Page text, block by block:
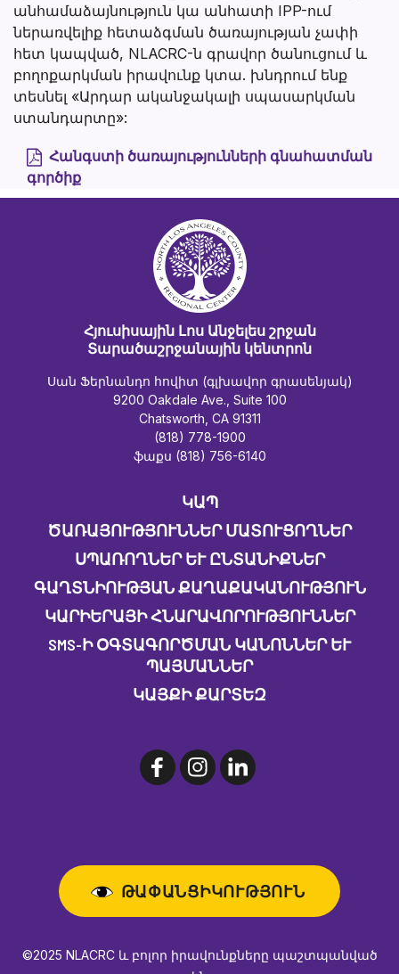
անհամաձայնություն կա անհատի IPP-ում
ներառվելիք հետաձգման ծառայության չափի
հետ կապված, NLACRC-ն գրավոր ծանուցում և
բողոքարկման իրավունք կտա. խնդրում ենք
տեսնել «Արդար ականջակալի սպասարկման
ստանդարտը»:
Հանգստի ծառայությունների գնահատման
գործիք
Հյուսիսային Լոս Անջելես շրջան
Տարածաշրջանային կենտրոն
Սան Ֆերնանդո հովիտ (գլխավոր գրասենյակ)
9200 Oakdale Ave., Suite 100
Chatsworth, CA 91311
(818) 778-1900
ֆաքս (818) 756-6140
ԿԱՊ
ԾԱՌԱՅՈՒԹՅՈՒՆՆԵՐ ՄԱՏՈՒՑՈՂՆԵՐ
ՍՊԱՌՈՂՆԵՐ ԵՒ ԸՆՏԱՆԻՔՆԵՐ
ԳԱՂՏՆԻՈՒԹՅԱՆ ՔԱՂԱՔԱԿԱՆՈՒԹՅՈՒՆ
ԿԱՐԻԵՐԱՅԻ ՀՆԱՐԱՎՈՐՈՒԹՅՈՒՆՆԵՐ
SMS-Ի ՕԳՏԱԳՈՐԾՄԱՆ ԿԱՆՈՆՆԵՐ ԵՒ Պ
ԱՅՄԱՆՆԵՐ
ԿԱՅՔԻ ՔԱՐՏԵԶ
ԹԱՓԱՆՑԻԿՈՒԹՅՈՒՆ
©2025 NLACRC և բոլոր իրավունքները պաշտպանված